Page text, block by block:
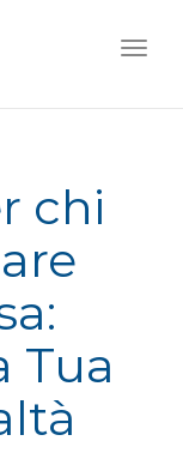
chi
Tua